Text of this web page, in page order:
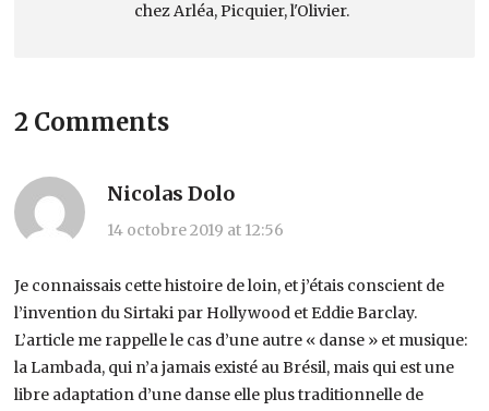
chez Arléa, Picquier, l'Olivier.
2 Comments
Nicolas Dolo
14 octobre 2019 at 12:56
Je connaissais cette histoire de loin, et j’étais conscient de
l’invention du Sirtaki par Hollywood et Eddie Barclay.
L’article me rappelle le cas d’une autre « danse » et musique:
la Lambada, qui n’a jamais existé au Brésil, mais qui est une
libre adaptation d’une danse elle plus traditionnelle de